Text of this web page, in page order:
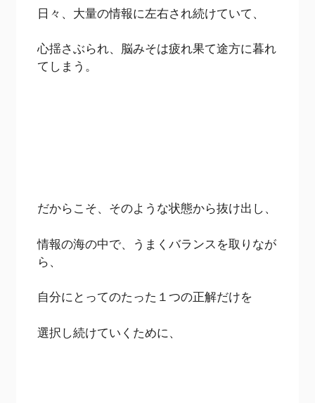
日々、大量の情報に左右され続けていて、
心揺さぶられ、脳みそは疲れ果て途方に暮れ
てしまう。
だからこそ、そのような状態から抜け出し、
情報の海の中で、うまくバランスを取りなが
ら、
自分にとってのたった１つの正解だけを
選択し続けていくために、